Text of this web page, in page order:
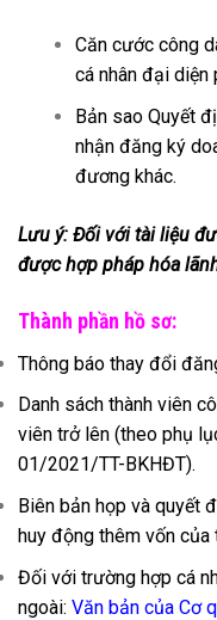
Căn cước công
cá nhân đại diện
Bản sao Quyết
nhận đăng ký
đương khác.
Lưu ý: Đối với tài liệu
được hợp pháp hóa
Thành phần hồ sơ:
Thông báo thay đổi
Danh sách thành viên
viên trở lên (theo phụ
01/2021/TT-BKHĐT).
Biên bản họp và quyết
huy động thêm vốn của
Đối với trường hợp cá
ngoài: Văn bản của Cơ